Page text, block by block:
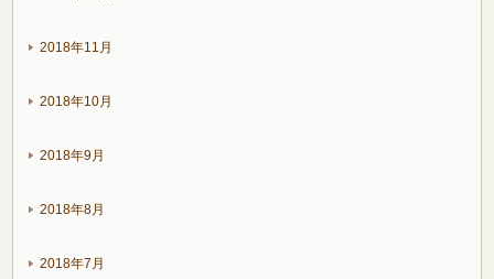
2018年11月
2018年10月
2018年9月
2018年8月
2018年7月